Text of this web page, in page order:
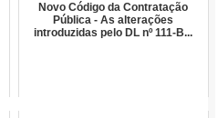
Novo Código da Contratação
Pública - As alterações
introduzidas pelo DL nº 111-B...